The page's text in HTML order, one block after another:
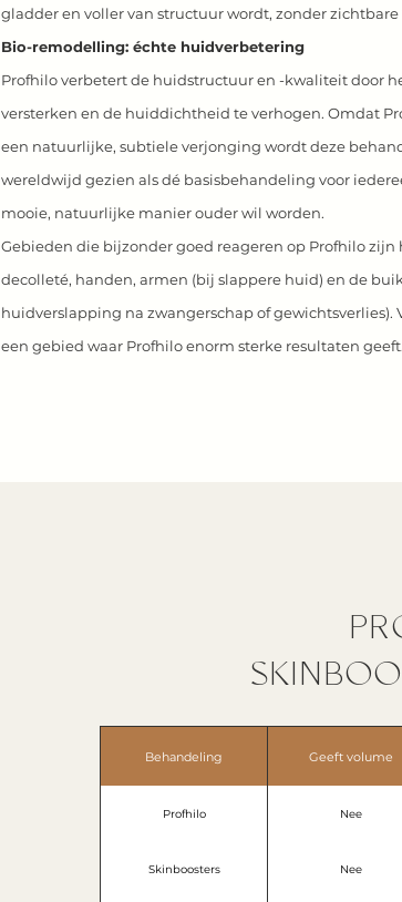
gladder en voller van structuur wordt, zonder zichtbare
Bio-remodelling: échte huidverbetering
Profhilo verbetert de huidstructuur en -kwaliteit door
versterken en de huiddichtheid te verhogen. Omdat
een natuurlijke, subtiele verjonging wordt deze
wereldwijd gezien als dé basisbehandeling voor
mooie, natuurlijke manier ouder wil worden.
Gebieden die bijzonder goed reageren op Profhilo zijn
decolleté, handen, armen (bij slappere huid) en de
huidverslapping na zwangerschap of gewichtsverlies).
een gebied waar Profhilo enorm sterke resultaten geeft.
Behandeling Geeft volume
Profhilo Nee
Skinboosters Nee